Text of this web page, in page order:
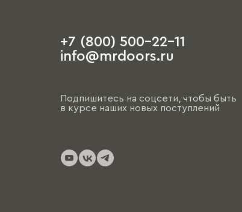
+7 (800) 500-22-11
info@mrdoors.ru
Подпишитесь на соцсети, чтобы быть
в курсе наших новых поступлений